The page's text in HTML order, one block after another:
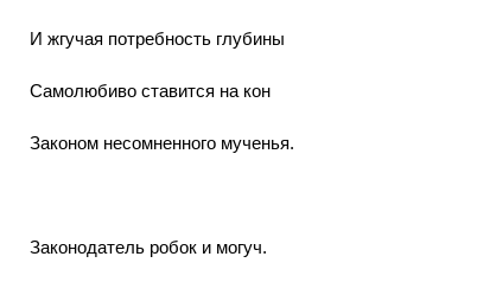
И жгучая потребность глубины
Самолюбиво ставится на кон
Законом несомненного мученья.
Законодатель робок и могуч.